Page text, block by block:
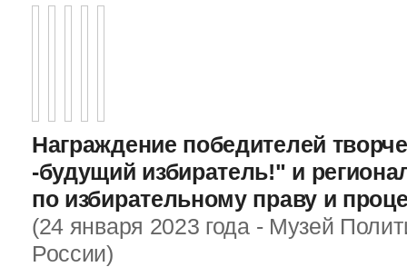
Награждение победителей
-будущий избиратель!" и
по избирательному праву и
(24 января 2023 года - Музей
России)